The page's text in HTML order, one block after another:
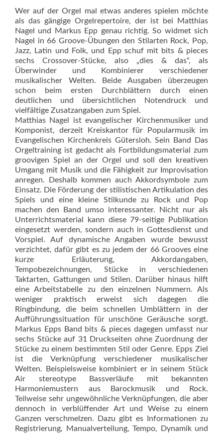
Wer auf der Orgel mal etwas anderes spielen möchte
als das gängige Orgelrepertoire, der ist bei Matthias
Nagel und Markus Epp genau richtig. So widmet sich
Nagel in 66 Groove-Übungen den Stilarten Rock, Pop,
Jazz, Latin und Folk, und Epp schuf mit bits & pieces
sechs Crossover-Stücke, also „dies & das“, als
Überwinder und Kombinierer verschiedener
musikalischer Welten. Beide Ausgaben überzeugen
schon beim ersten Durchblättern durch einen
deutlichen und übersichtlichen Notendruck und
vielfältige Zusatzangaben zum Spiel.
Matthias Nagel ist evangelischer Kirchenmusiker und
Komponist, derzeit Kreiskantor für Popularmusik im
Evangelischen Kirchenkreis Gütersloh. Sein Band Das
Orgeltraining ist gedacht als Fortbildungsmaterial zum
groovigen Spiel an der Orgel und soll den kreativen
Umgang mit Musik und die Fähigkeit zur Improvisation
anregen. Deshalb kommen auch Akkordsymbole zum
Einsatz. Die Förderung der stilistischen Artikula­tion des
Spiels und eine kleine Stilkunde zu Rock und Pop
machen den Band umso inte­ressanter. Nicht nur als
Unterrichtsmaterial kann diese 79-seitige Pub­likation
eingesetzt werden, sondern auch in Gottesdienst und
Vorspiel. Auf dynamische Angaben wurde bewusst
verzichtet, dafür gibt es zu jedem der 66 Grooves eine
kurze Erläuterung, Akkordangaben,
Tempobezeichnungen, Stücke in verschiedenen
Taktarten, Gattungen und Stilen. Darüber hinaus hilft
eine Arbeitstabelle zu den einzelnen Nummern. Als
weniger praktisch erweist sich dagegen die
Ringbindung, die beim schnellen Umblättern in der
Aufführungssituation für unschöne Geräusche sorgt.
Markus Epps Band bits & pieces dagegen umfasst nur
sechs Stücke auf 31 Druckseiten ohne Zuordnung der
Stücke zu einem bestimmten Stil oder Genre. Epps Ziel
ist die Verknüpfung verschiedener musikalischer
Welten. Beispielsweise kombiniert er in seinem Stück
Air stereotype Bassverläufe mit bekannten
Harmoniemustern aus Barockmusik und Rock.
Teilweise sehr ungewöhnliche Verknüpfungen, die aber
dennoch in verblüffender Art und Weise zu einem
Ganzen verschmelzen. Dazu gibt es Informationen zu
Registrierung, Manualverteilung, Tempo, Dynamik und